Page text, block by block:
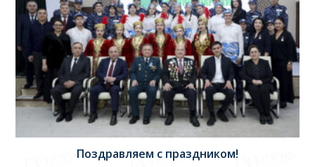
Поздравляем с праздником!